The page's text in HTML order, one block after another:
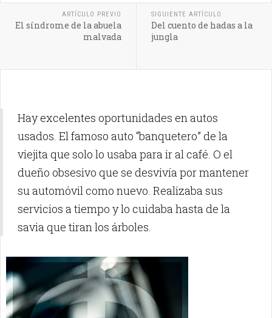
ARTÍCULO PREVIO
El síndrome de la abuela
malvada
SIGUIENTE ARTÍCULO
Del cuento de hadas a la
jungla
Hay excelentes oportunidades en autos
usados. El famoso auto “banquetero” de la
viejita que solo lo usaba para ir al café. O el
dueño obsesivo que se desvivía por mantener
su automóvil como nuevo. Realizaba sus
servicios a tiempo y lo cuidaba hasta de la
savia que tiran los árboles.